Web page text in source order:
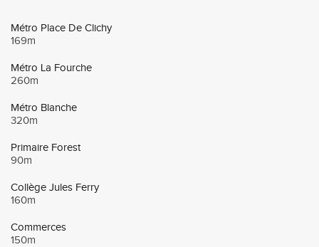
Métro Place De Clichy
169m
Métro La Fourche
260m
Métro Blanche
320m
Primaire Forest
90m
Collège Jules Ferry
160m
Commerces
150m